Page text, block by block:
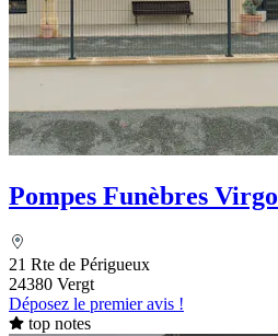
Pompes Funèbres Virgo
21 Rte de Périgueux
24380 Vergt
Déposez le premier avis !
top notes